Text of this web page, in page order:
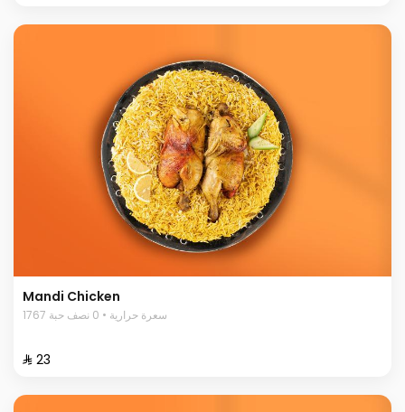
Mandi Chicken
1767 سعرة حرارية • 0 نصف حبة
⁨⁦‪‬ 23⁩